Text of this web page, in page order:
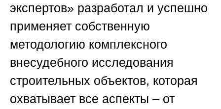
экспертов» разработал и успешно
применяет собственную
методологию комплексного
внесудебного исследования
строительных объектов, которая
охватывает все аспекты – от